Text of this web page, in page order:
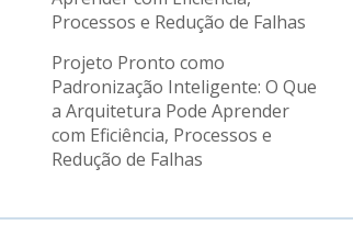
Projeto Pronto como
Padronização Inteligente: O Que
a Arquitetura Pode Aprender
com Eficiência, Processos e
Redução de Falhas